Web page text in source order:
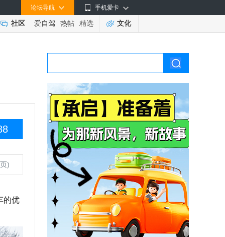
手机爱卡
论坛导航
社区 爱自驾 热帖 精选 文化
)
的优